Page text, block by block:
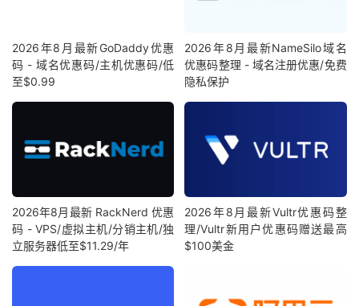
2026年8月最新GoDaddy优惠
码 - 域名优惠码/主机优惠码/低
至$0.99
2026年8月最新NameSilo域名
优惠码整理 - 域名注册优惠/免费
隐私保护
2026年8月最新 RackNerd 优惠
码 - VPS/虚拟主机/分销主机/独
立服务器低至$11.29/年
2026年8月最新Vultr优惠码整
理/Vultr新用户优惠码赠送最高
$100美金